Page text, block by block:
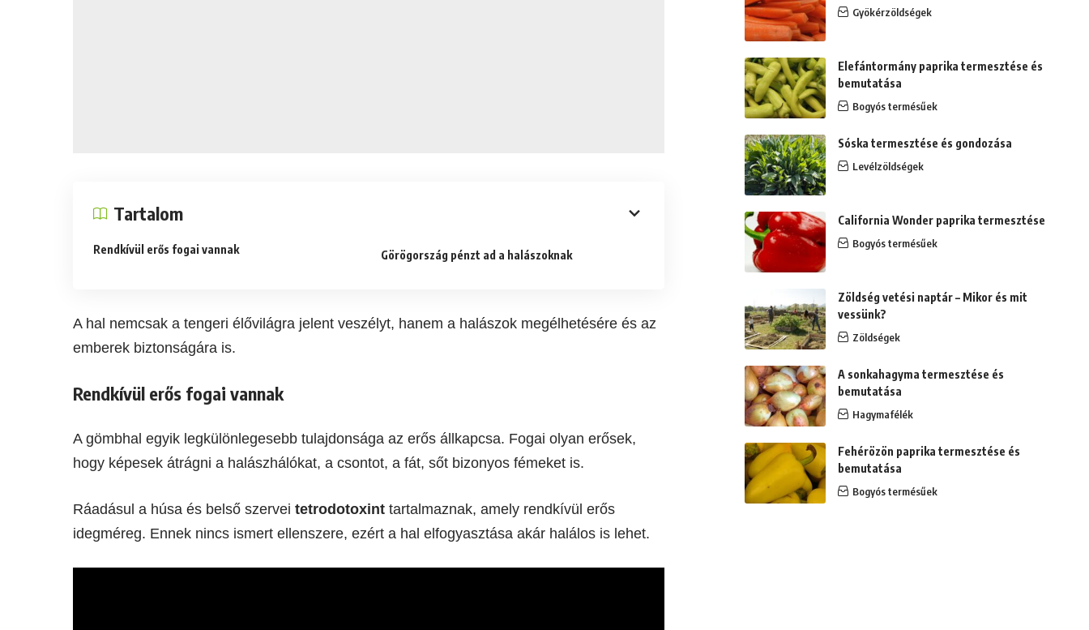
Tartalom
Rendkívül erős fogai vannak Görögország pénzt ad a halászoknak
A hal nemcsak a tengeri élővilágra jelent veszélyt, hanem a halászok megélhetésére és az
emberek biztonságára is.
Rendkívül erős fogai vannak
A gömbhal egyik legkülönlegesebb tulajdonsága az erős állkapcsa. Fogai olyan erősek,
hogy képesek átrágni a halászhálókat, a csontot, a fát, sőt bizonyos fémeket is.
Ráadásul a húsa és belső szerveitetrodotoxint tartalmaznak, amely rendkívül erős
idegméreg. Ennek nincs ismert ellenszere, ezért a hal elfogyasztása akár halálos is lehet.
Gyökérzöldségek
Elefántormány paprika termesztése és
bemutatása
Bogyós termésűek
Sóska termesztése és gondozása
Levélzöldségek
California Wonder paprika termesztése
Bogyós termésűek
Zöldség vetési naptár – Mikor és mit
vessünk?
Zöldségek
A sonkahagyma termesztése és
bemutatása
Hagymafélék
Fehérözön paprika termesztése és
bemutatása
Bogyós termésűek